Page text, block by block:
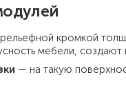
кромкой
мебели,
— на такую